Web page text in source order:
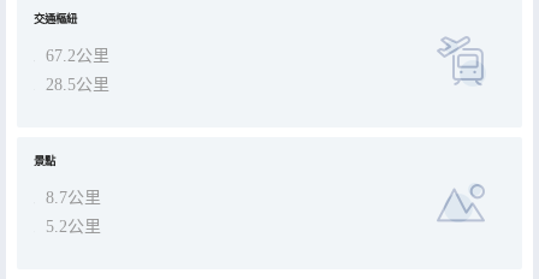
交通樞紐
67.2公里
28.5公里
景點
8.7公里
5.2公里